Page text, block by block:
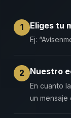
1 Eliges tu
Ej:
2 Nuestro
En cuanto
un mensaje